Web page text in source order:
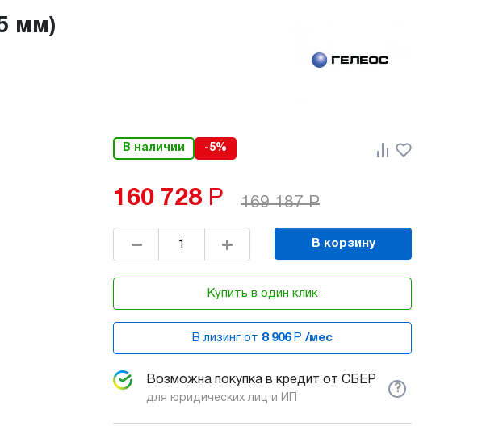
мм)
В наличии -5%
160 728 Р 169 187 Р
В корзину
Купить в один клик
В лизинг от 8 906 Р /мес
Возможна покупка в кредит от СБЕР
для юридических лиц и ИП
?